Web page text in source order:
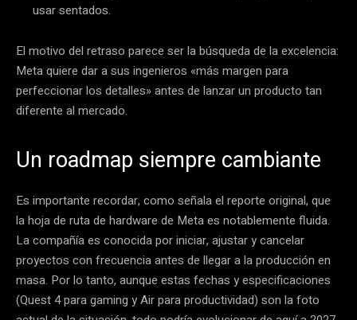
usar sentados.
El motivo del retraso parece ser la búsqueda de la excelencia:
Meta quiere dar a sus ingenieros «más margen para
perfeccionar los detalles» antes de lanzar un producto tan
diferente al mercado.
Un roadmap siempre cambiante
Es importante recordar, como señala el reporte original, que
la hoja de ruta de hardware de Meta es notablemente fluida.
La compañía es conocida por iniciar, ajustar y cancelar
proyectos con frecuencia antes de llegar a la producción en
masa. Por lo tanto, aunque estas fechas y especificaciones
(Quest 4 para gaming y Air para productividad) son la foto